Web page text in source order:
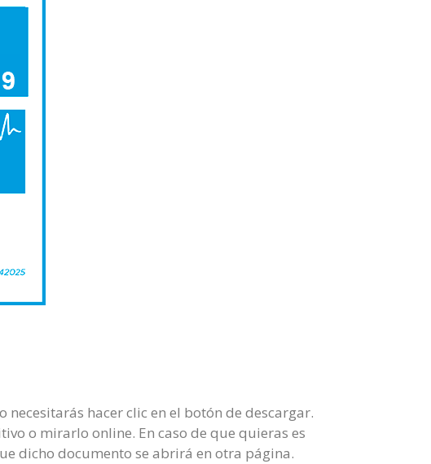
hacer clic en el botón de descargar.
o mirarlo online. En caso de que quieras es
dicho documento se abrirá en otra página.